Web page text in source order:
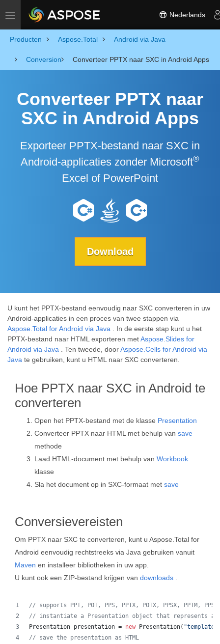
Toggle navigation Nederlands
Producten Aspose.Total Android via Java
Conversion Converteer PPTX naar SXC in Android Apps
Converteer PPTX naar
SXC in Android Apps
Exporteer PPTX-bestand naar SXC in
Android-applicaties zonder Microsoft®
Excel of PowerPoint
Download
U kunt het PPTX-bestand eenvoudig naar SXC converteren in uw
Android-applicaties in een proces van twee stappen via
Aspose.Total for Android via Java . In de eerste stap kunt u het
PPTX-bestand naar HTML exporteren metAspose.Slides for
Android via Java . Ten tweede, doorAspose.Cells for Android via
Java te gebruiken, kunt u HTML naar SXC converteren.
Hoe PPTX naar SXC in Android te
converteren
Open het PPTX-bestand met de klasse Presentation
Converteer PPTX naar HTML met behulp van save
methode
Laad HTML-document met behulp van Workbook
klasse
Sla het document op in SXC-formaat met save
Conversievereisten
Om PPTX naar SXC te converteren, kunt u Aspose.Total for
Android eenvoudig rechtstreeks via Java gebruiken vanuit
Maven en installeer bibliotheken in uw app.
U kunt ook een ZIP-bestand krijgen van downloads
// supports PPT, POT, PPS, PPTX, POTX, PPSX, PPTM,
// instantiate a Presentation object that represents a
Presentation presentation = new Presentation(
// save the presentation as HTML